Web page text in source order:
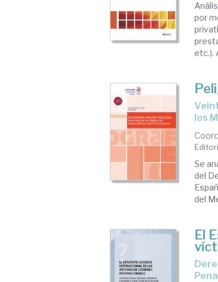
por
etc.).
Veinte años de Ley Orgánica de Responsabilidad Penal de
los
Se
del
del
El
Derechos de las víctimas, justicia de transición y Corte